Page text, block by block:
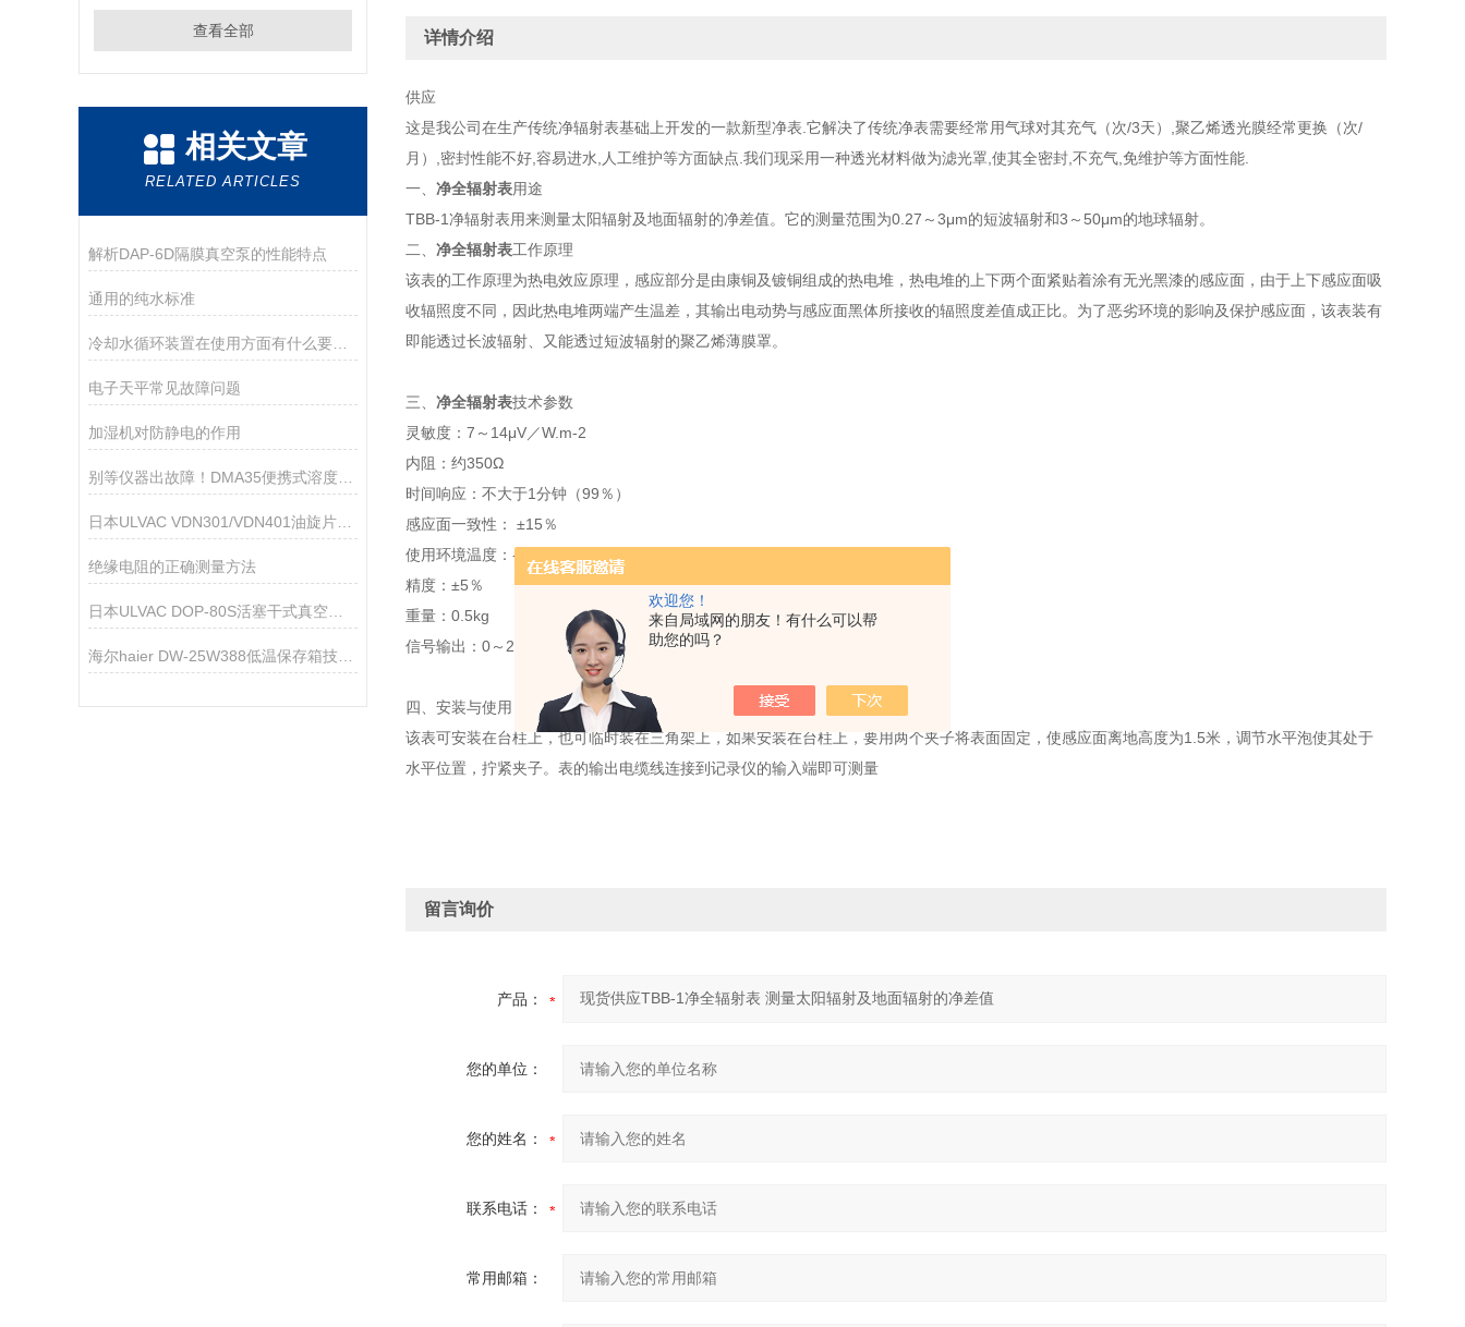
欢迎您！
来自局域网的朋友！有什么可以帮
助您的吗？
查看全部
相关文章
RELATED ARTICLES
解析DAP-6D隔膜真空泵的性能特点
通用的纯水标准
冷却水循环装置在使用方面有什么要领呢？
电子天平常见故障问题
加湿机对防静电的作用
日本ULVAC VDN301/VDN401油旋片式真空泵
绝缘电阻的正确测量方法
海尔haier DW-25W388低温保存箱技术参数
详情介绍
供应
这是我公司在生产传统净辐射表基础上开发的一款新型净表.它解决了传统净表需要经常用气球对其充气（次/3天）,聚乙烯透光膜经常更换（次/
月）,密封性能不好,容易进水,人工维护等方面缺点.我们现采用一种透光材料做为滤光罩,使其全密封,不充气,免维护等方面性能.
一、 净全辐射表用途
TBB-1净辐射表用来测量太阳辐射及地面辐射的净差值。它的测量范围为0.27～3μm的短波辐射和3～50μm的地球辐射。
二、 净全辐射表工作原理
该表的工作原理为热电效应原理，感应部分是由康铜及镀铜组成的热电堆，热电堆的上下两个面紧贴着涂有无光黑漆的感应面，由于上下感应面吸
收辐照度不同，因此热电堆两端产生温差，其输出电动势与感应面黑体所接收的辐照度差值成正比。为了恶劣环境的影响及保护感应面，该表装有
即能透过长波辐射、又能透过短波辐射的聚乙烯薄膜罩。
三、 净全辐射表技术参数
灵敏度：7～14μV／W.m-2
内阻：约350Ω
时间响应：不大于1分钟（99％）
感应面一致性： ±15％
使用环境温度：-50℃～+50℃
精度：±5％
重量：0.5kg
信号输出：0～20mV
四、安装与使用
该表可安装在台柱上，也可临时装在三角架上，如果安装在台柱上，要用两个夹子将表面固定，使感应面离地高度为1.5米，调节水平泡使其处于
水平位置，拧紧夹子。表的输出电缆线连接到记录仪的输入端即可测量
留言询价
产品：
您的单位：
您的姓名：
联系电话：
常用邮箱：